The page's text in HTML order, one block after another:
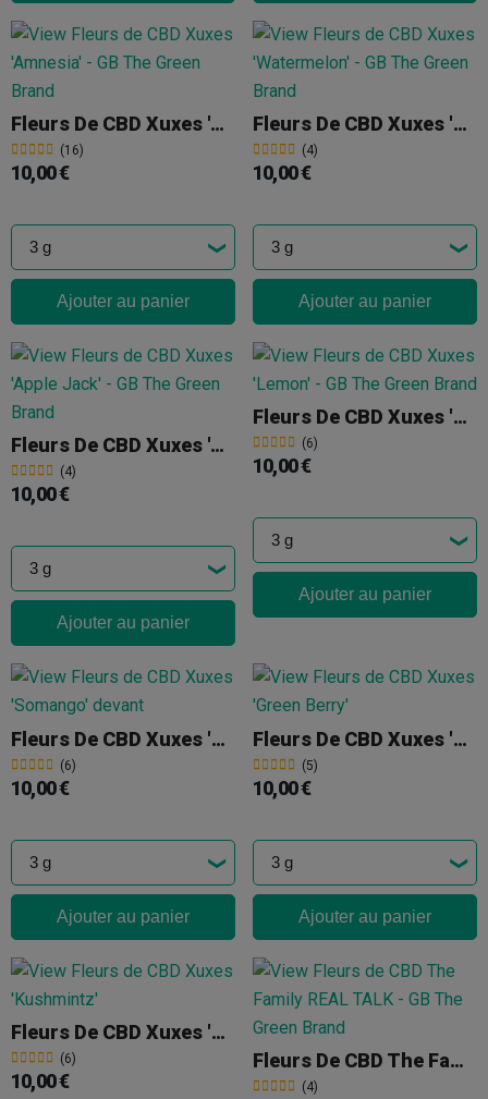
Fleurs De CBD Xuxes 'Amnesia'
(16)
10,00 €
Ajouter au panier
Fleurs De CBD Xuxes 'Watermelon'
(4)
10,00 €
Ajouter au panier
Fleurs De CBD Xuxes 'Apple Jack'
(4)
10,00 €
Ajouter au panier
Fleurs De CBD Xuxes 'Lemon'
(6)
10,00 €
Ajouter au panier
Fleurs De CBD Xuxes 'Somango'
(6)
10,00 €
Ajouter au panier
Fleurs De CBD Xuxes 'Green Berry'
(5)
10,00 €
Ajouter au panier
Fleurs De CBD Xuxes 'Kushmintz'
(6)
10,00 €
Fleurs De CBD The Family REAL TALK
(4)